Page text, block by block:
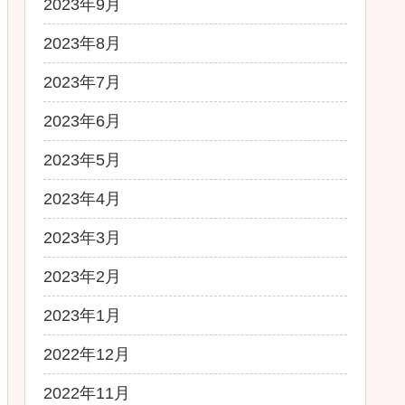
2023年9月
2023年8月
2023年7月
2023年6月
2023年5月
2023年4月
2023年3月
2023年2月
2023年1月
2022年12月
2022年11月